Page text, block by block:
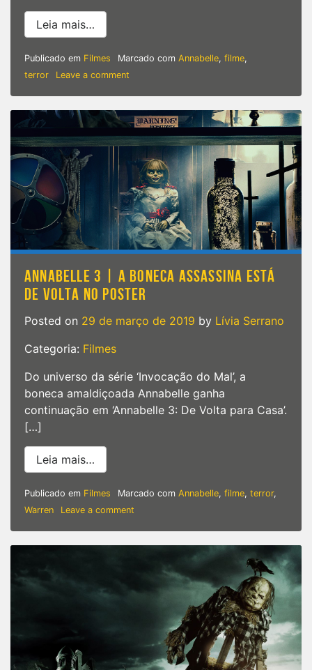
Leia mais…
Publicado em Filmes Marcado com Annabelle, filme,
terror
Leave a comment
COMES
HOME
–
Trailer
nos
traz
de
volta
à
casa
Warren
ANNABELLE 3 | A BONECA ASSASSINA ESTÁ
DE VOLTA NO POSTER
Posted on 29 de março de 2019 by Lívia Serrano
Categoria: Filmes
Do universo da série ‘Invocação do Mal’, a
boneca amaldiçoada Annabelle ganha
continuação em ‘Annabelle 3: De Volta para Casa’.
[…]
Leia mais…
Publicado em Filmes Marcado com Annabelle, filme, terror,
Warren
Leave a comment
3
|
boneca